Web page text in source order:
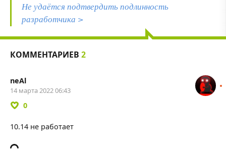
Не удаётся подтвердить подлинность
разработчика >
КОММЕНТАРИЕВ 2
neAl
14 марта 2022 06:43
0
10.14 не работает